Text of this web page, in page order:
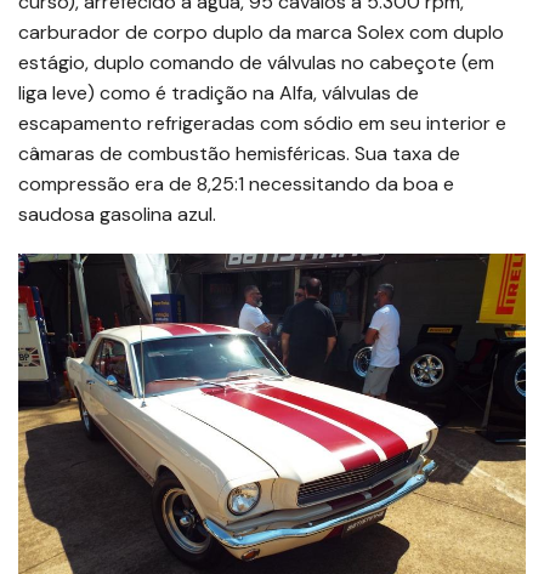
carburador de corpo duplo da marca Solex com duplo
estágio, duplo comando de válvulas no cabeçote (em
liga leve) como é tradição na Alfa, válvulas de
escapamento refrigeradas com sódio em seu interior e
câmaras de combustão hemisféricas. Sua taxa de
compressão era de 8,25:1 necessitando da boa e
saudosa gasolina azul.